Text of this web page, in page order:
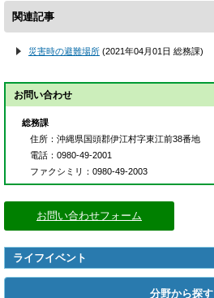
関連記事
災害時の避難場所 (2021年04月01日 総務課)
お問い合わせ
総務課
住所 ：沖縄県国頭郡伊江村字東江前38番地
電話 ：0980-49-2001
ファクシミリ
：0980-49-2003
お問い合わせフォーム
ライフイベント
分野から探す